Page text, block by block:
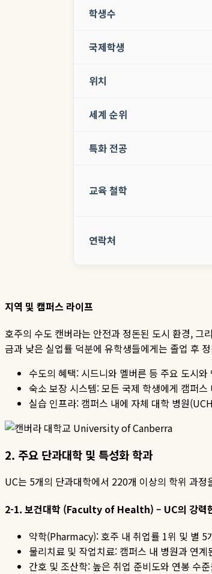
학생수
국제학생
위치
세계 순위
특화 전공
교육 철학
연락처
지역 및 캠퍼스 라이프
호주의 수도 캔버라는 안전과 정돈된 도시 환경, 그
금과 낮은 실업률 덕분에 유학생들에게는 졸업 후
수도의 혜택: 시드니와 멜버른 등 주요 도시와
숙소 보장 시스템:모든 국제 학생에게 캠퍼
실습 인프라: 캠퍼스 내에 자체 대학 병원
2. 주요 단과대학 및 특성화학과
UC는 5개의 단과대학에서 220개 이상의 학위 과정
2-1. 보건대학 (Faculty of Health) – UC의 강력
약학(Pharmacy): 호주 내 취업률 1위 및 별 5
물리치료 및 작업치료: 캠퍼스 내 병원과 연계
간호 및 조산학: 높은 취업 준비도와 연봉 수